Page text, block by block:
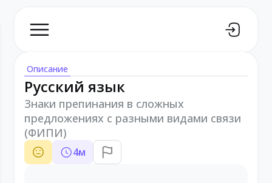
Описание
Русский язык
Знаки препинания в сложных
предложениях с разными видами связи
(ФИПИ)
4м